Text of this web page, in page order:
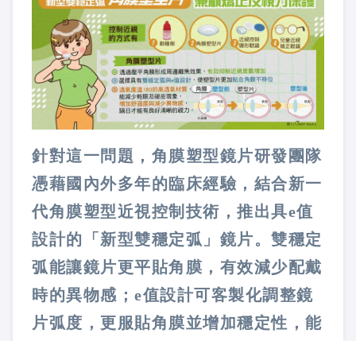
針對這一問題，角膜塑型鏡片研發團隊
憑藉國內外多年的臨床經驗，結合新一
代角膜塑型近視控制技術，推出具e值
設計的「新型雙穩定弧」鏡片。雙穩定
弧能讓鏡片更平貼角膜，有效減少配戴
時的異物感；e值設計可客製化調整鏡
片弧度，更服貼角膜並增加穩定性，能